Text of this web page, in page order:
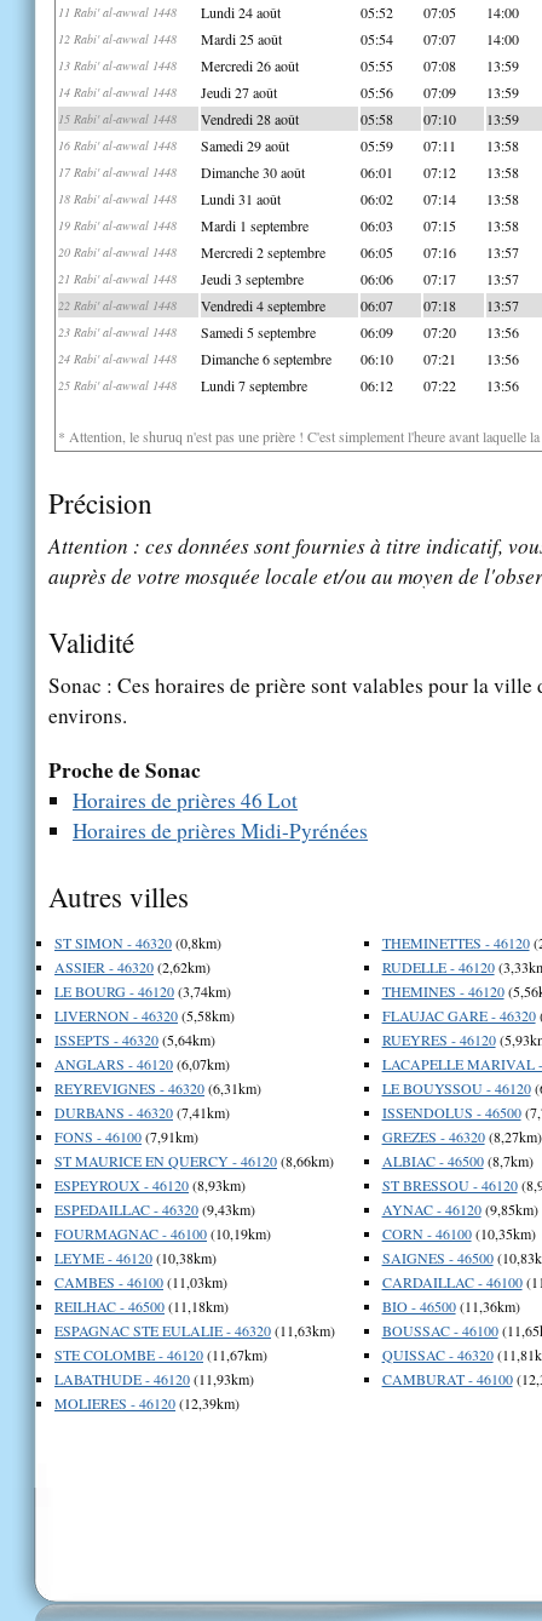
11 Rabi' al-awwal 1448 Lundi 24 août 05:52 07:05 14:00
12 Rabi' al-awwal 1448 Mardi 25 août 05:54 07:07 14:00
13 Rabi' al-awwal 1448 Mercredi 26 août 05:55 07:08 13:59
14 Rabi' al-awwal 1448 Jeudi 27 août 05:56 07:09 13:59
15 Rabi' al-awwal 1448 Vendredi 28 août 05:58 07:10 13:59
16 Rabi' al-awwal 1448 Samedi 29 août 05:59 07:11 13:58
17 Rabi' al-awwal 1448 Dimanche 30 août 06:01 07:12 13:58
18 Rabi' al-awwal 1448 Lundi 31 août 06:02 07:14 13:58
19 Rabi' al-awwal 1448 Mardi 1 septembre 06:03 07:15 13:58
20 Rabi' al-awwal 1448 Mercredi 2 septembre 06:05 07:16 13:57
21 Rabi' al-awwal 1448 Jeudi 3 septembre 06:06 07:17 13:57
22 Rabi' al-awwal 1448 Vendredi 4 septembre 06:07 07:18 13:57
23 Rabi' al-awwal 1448 Samedi 5 septembre 06:09 07:20 13:56
24 Rabi' al-awwal 1448 Dimanche 6 septembre 06:10 07:21 13:56
25 Rabi' al-awwal 1448 Lundi 7 septembre 06:12 07:22 13:56
* Attention, le shuruq n'est pas une prière ! C'est simplement l'heure avant laquelle
Précision
Attention : ces données sont fournies à titre indicatif,
auprès de votre mosquée locale et/ou au moyen de
Validité
Sonac : Ces horaires de prière sont valables pour la ville
environs.
Proche de Sonac
Horaires de prières 46 Lot
Horaires de prières Midi-Pyrénées
Autres villes
ST SIMON - 46320(0,8km)
ASSIER - 46320(2,62km)
LE BOURG - 46120(3,74km)
LIVERNON - 46320(5,58km)
ISSEPTS - 46320(5,64km)
ANGLARS - 46120(6,07km)
REYREVIGNES - 46320(6,31km)
DURBANS - 46320(7,41km)
FONS - 46100(7,91km)
ST MAURICE EN QUERCY - 46120(8,66km)
ESPEYROUX - 46120(8,93km)
ESPEDAILLAC - 46320(9,43km)
FOURMAGNAC - 46100(10,19km)
LEYME - 46120(10,38km)
CAMBES - 46100(11,03km)
REILHAC - 46500(11,18km)
ESPAGNAC STE EULALIE - 46320(11,63km)
STE COLOMBE - 46120(11,67km)
LABATHUDE - 46120(11,93km)
MOLIERES - 46120(12,39km)
THEMINETTES - 46120
RUDELLE - 46120
THEMINES - 46120
FLAUJAC GARE - 46320
RUEYRES - 46120
LACAPELLE MARIVAL
LE BOUYSSOU - 46120
ISSENDOLUS - 46500
GREZES - 46320(8,27km)
ALBIAC - 46500(8,7km)
ST BRESSOU - 46120
AYNAC - 46120(9,85km)
CORN - 46100(10,35km)
SAIGNES - 46500
CARDAILLAC - 46100
BIO - 46500(11,36km)
BOUSSAC - 46100
QUISSAC - 46320
CAMBURAT - 46100